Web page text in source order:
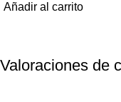
Añadir al carrito
Valoraciones de